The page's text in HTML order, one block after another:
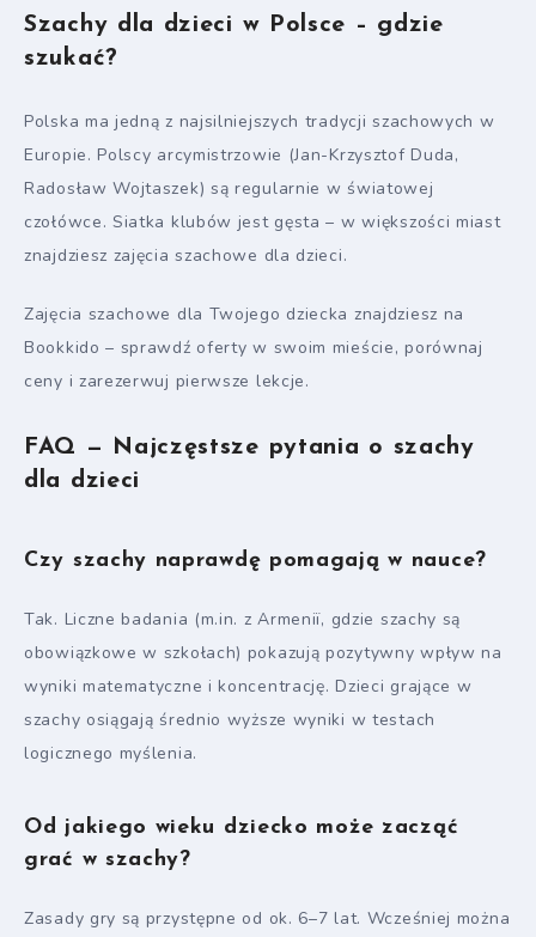
Szachy dla dzieci w Polsce – gdzie
szukać?
Polska ma jedną z najsilniejszych tradycji szachowych w
Europie. Polscy arcymistrzowie (Jan-Krzysztof Duda,
Radosław Wojtaszek) są regularnie w światowej
czołówce. Siatka klubów jest gęsta – w większości miast
znajdziesz zajęcia szachowe dla dzieci.
Zajęcia szachowe dla Twojego dziecka znajdziesz na
Bookkido – sprawdź oferty w swoim mieście, porównaj
ceny i zarezerwuj pierwsze lekcje.
FAQ — Najczęstsze pytania o szachy
dla dzieci
Czy szachy naprawdę pomagają w nauce?
Tak. Liczne badania (m.in. z Armenії, gdzie szachy są
obowiązkowe w szkołach) pokazują pozytywny wpływ na
wyniki matematyczne i koncentrację. Dzieci grające w
szachy osiągają średnio wyższe wyniki w testach
logicznego myślenia.
Od jakiego wieku dziecko może zacząć
grać w szachy?
Zasady gry są przystępne od ok. 6–7 lat. Wcześniej można